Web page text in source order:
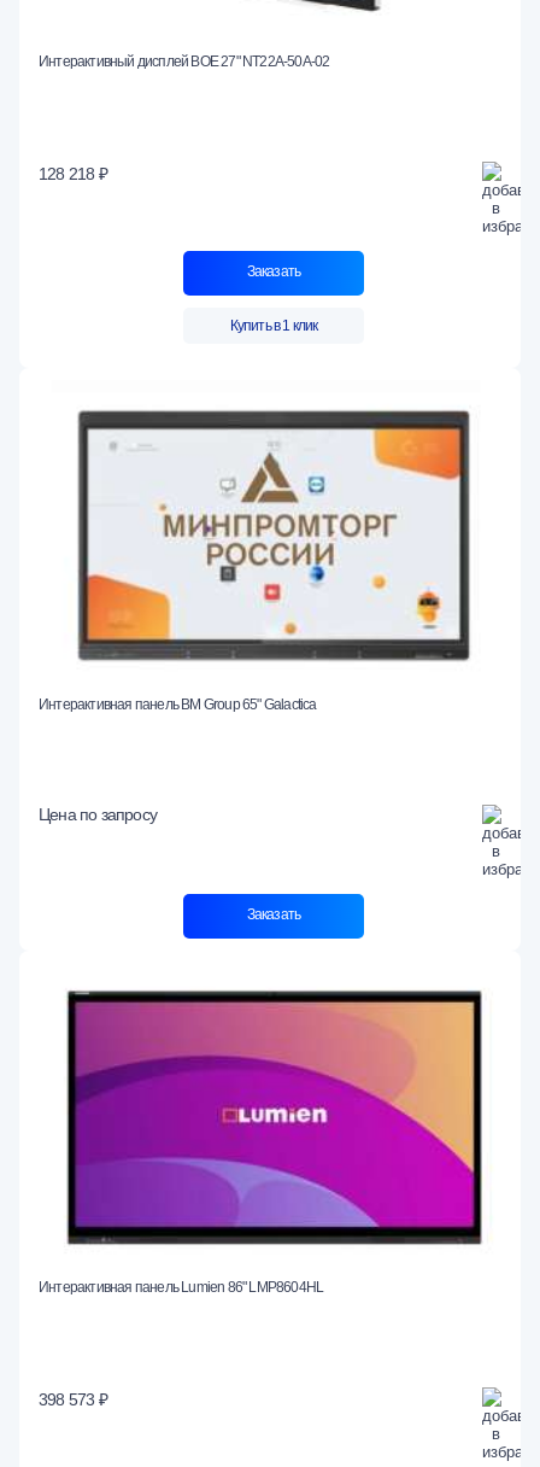
Интерактивный дисплей BOE 27" NT22A-50A-02
128 218 ₽
Заказать
Купить в 1 клик
Интерактивная панель BM Group 65" Galactica
Цена по запросу
Заказать
Интерактивная панель Lumien 86" LMP8604HL
398 573 ₽